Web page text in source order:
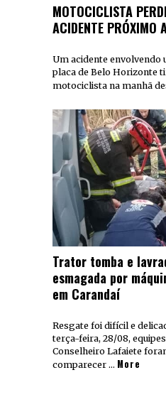
MOTOCICLISTA
ACIDENTE PRÓXIMO
Um acidente envolvendo
placa de Belo Horizonte
motociclista na manhã
Trator tomba e
esmagada por
em Carandaí
Resgate foi difícil e
terça-feira, 28/08,
Conselheiro Lafaiete
comparecer … More